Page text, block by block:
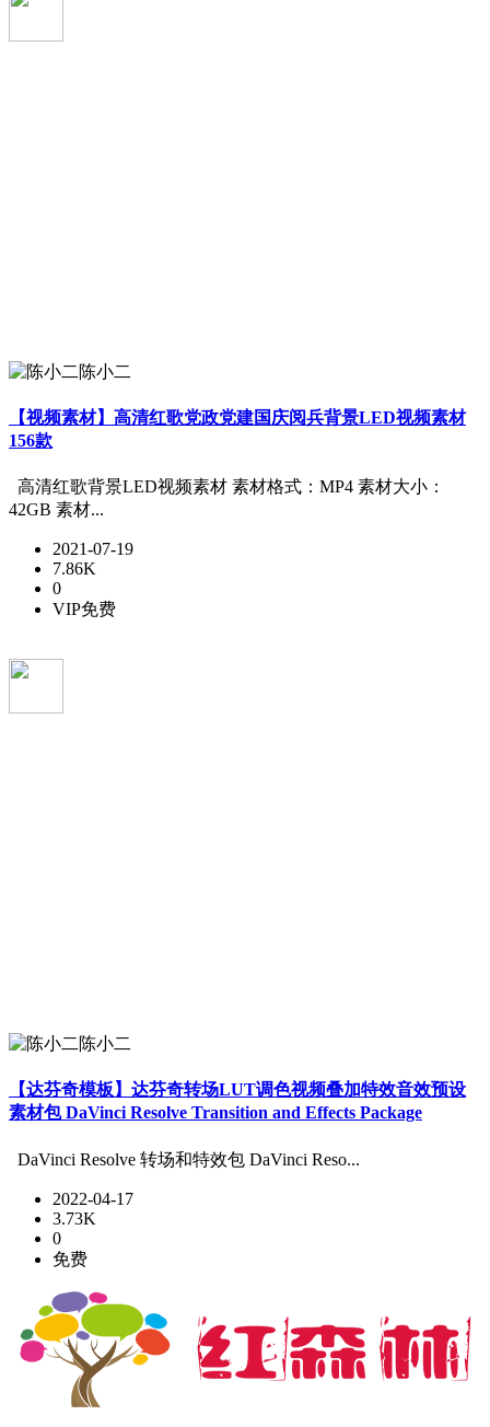
陈小二
【视频素材】高清红歌党政党建国庆阅兵背景LED视频素材
156款
高清红歌背景LED视频素材 素材格式：MP4 素材大小：
42GB 素材...
2021-07-19
7.86K
0
VIP免费
陈小二
【达芬奇模板】达芬奇转场LUT调色视频叠加特效音效预设
素材包 DaVinci Resolve Transition and Effects Package
DaVinci Resolve 转场和特效包 DaVinci Reso...
2022-04-17
3.73K
0
免费